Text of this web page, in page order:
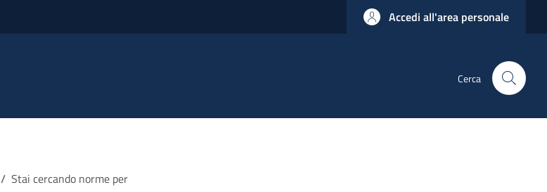
Accedi all'area personale
Cerca
/ Stai cercando norme per